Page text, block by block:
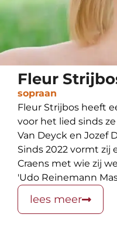
Fleur
sopraan
Fleur Strijbos heeft
voor het lied sinds
Van Deyck en Jozef
Sinds 2022 vormt
Craens met wie zij
'Udo Reinemann
lees meer